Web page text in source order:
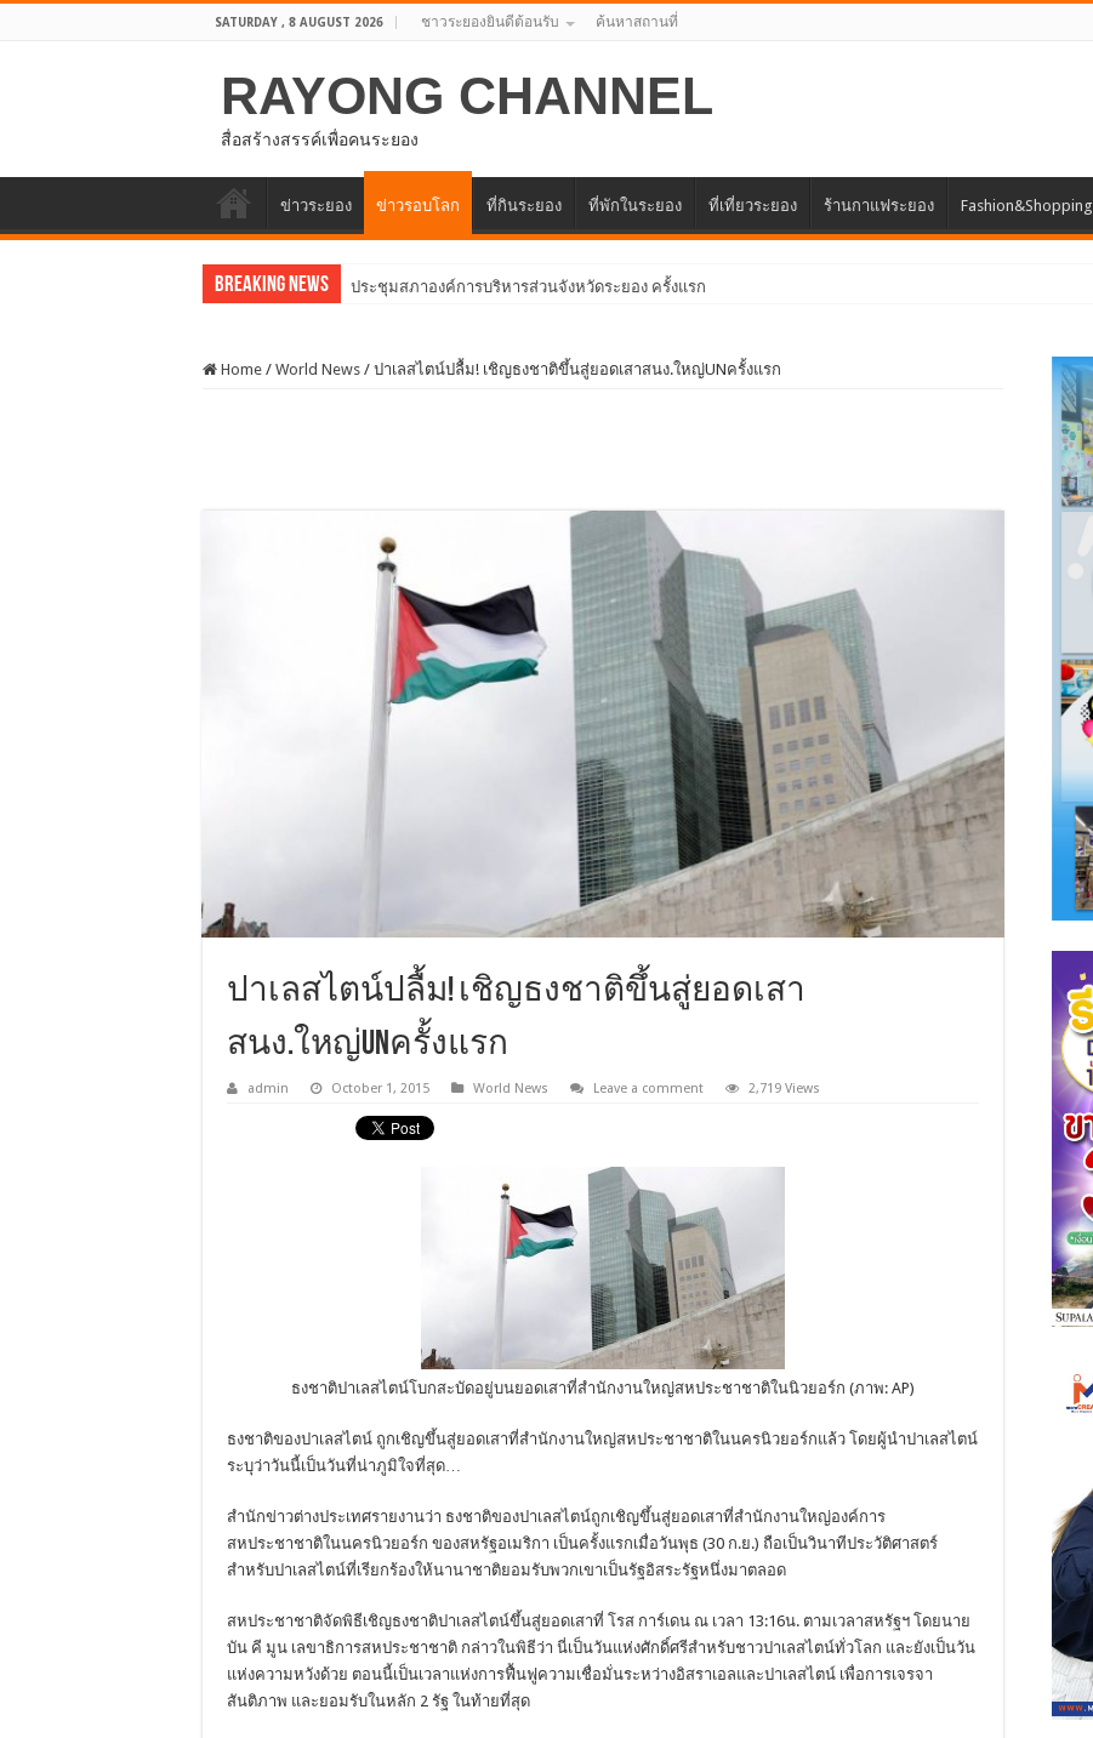
SATURDAY , 8 AUGUST 2026 ชาวระยองยินดีต้อนรับ ค้นหาสถานที่
RAYONG CHANNEL
สื่อสร้างสรรค์เพื่อคนระยอง
ข่าวระยอง ข่าวรอบโลก ที่กินระยอง ที่พักในระยอง ที่เที่ยวระยอง ร้านกาแฟระยอง Fashion&Shopping
Breaking News อบจ.ระยองต
Home / World News / ปาเลสไตน์ปลื้ม! เชิญธงชาติขึ้นสู่ยอดเสาสนง.ใหญ่UNครั้งแรก
ปาเลสไตน์ปลื้ม! เชิญธงชาติขึ้นสู่ยอดเสา
สนง.ใหญ่UNครั้งแรก
admin October 1, 2015 World News Leave a comment 2,719 Views
ธงชาติปาเลสไตน์โบกสะบัดอยู่บนยอดเสาที่สำนักงานใหญ่สหประชาชาติในนิวยอร์ก (ภาพ: AP)
ธงชาติของปาเลสไตน์ ถูกเชิญขึ้นสู่ยอดเสาที่สำนักงานใหญ่สหประชาชาติในนครนิวยอร์กแล้ว โดยผู้นำปาเลสไตน์
ระบุว่าวันนี้เป็นวันที่น่าภูมิใจที่สุด…
สำนักข่าวต่างประเทศรายงานว่า ธงชาติของปาเลสไตน์ถูกเชิญขึ้นสู่ยอดเสาที่สำนักงานใหญ่องค์การ
สหประชาชาติในนครนิวยอร์ก ของสหรัฐอเมริกา เป็นครั้งแรกเมื่อวันพุธ (30 ก.ย.) ถือเป็นวินาทีประวัติศาสตร์
สำหรับปาเลสไตน์ที่เรียกร้องให้นานาชาติยอมรับพวกเขาเป็นรัฐอิสระรัฐหนึ่งมาตลอด
สหประชาชาติจัดพิธีเชิญธงชาติปาเลสไตน์ขึ้นสู่ยอดเสาที่ โรส การ์เดน ณ เวลา 13:16น. ตามเวลาสหรัฐฯ โดยนาย
บัน คี มูน เลขาธิการสหประชาชาติ กล่าวในพิธีว่า นี่เป็นวันแห่งศักดิ์ศรีสำหรับชาวปาเลสไตน์ทั่วโลก และยังเป็นวัน
แห่งความหวังด้วย ตอนนี้เป็นเวลาแห่งการฟื้นฟูความเชื่อมั่นระหว่างอิสราเอลและปาเลสไตน์ เพื่อการเจรจา
สันติภาพ และยอมรับในหลัก 2 รัฐ ในท้ายที่สุด